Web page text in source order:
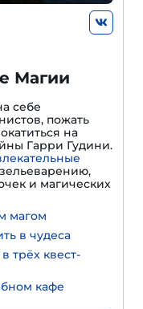
Магии
себе
пожать
на
Гарри Гудини.
и магических
магом
в чудеса
трёх квест-
кафе